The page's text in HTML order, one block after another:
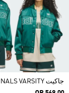
جاكيت ORIGINALS VARSITY